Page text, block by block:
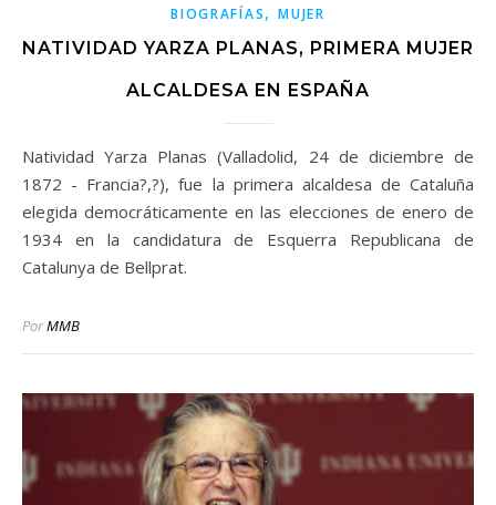
BIOGRAFÍAS,MUJER
NATIVIDAD YARZA PLANAS, PRIMERA MUJER
ALCALDESA EN ESPAÑA
Natividad Yarza Planas (Valladolid, 24 de diciembre de
1872 - Francia?,?), fue la primera alcaldesa de Cataluña
elegida democráticamente en las elecciones de enero de
1934 en la candidatura de Esquerra Republicana de
Catalunya de Bellprat.
PorMMB